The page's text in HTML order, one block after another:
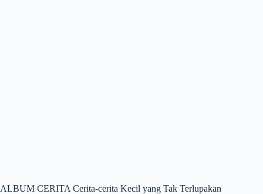
ALBUM CERITA Cerita-cerita Kecil yang Tak Terlupakan